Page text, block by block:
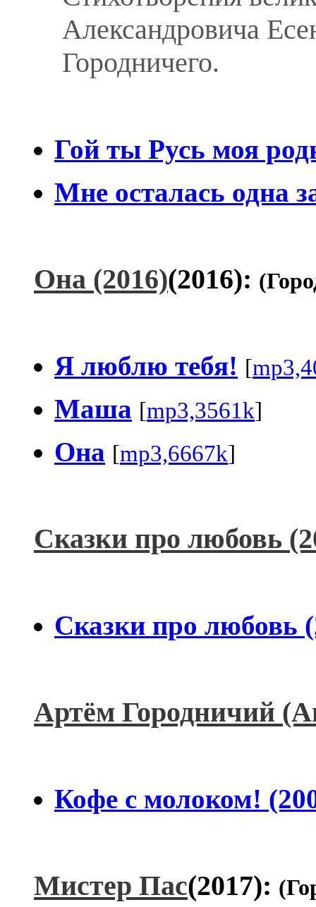
Александровича
Городничего.
Гой ты Русь моя
Мне осталась одна
Она (2016)(2016):
Я люблю тебя! [
Маша [mp3,3561k]
Она [mp3,6667k]
Сказки про любовь
Сказки про любовь
Артём Городничий
Кофе с молоком!
Мистер Пас(2017):